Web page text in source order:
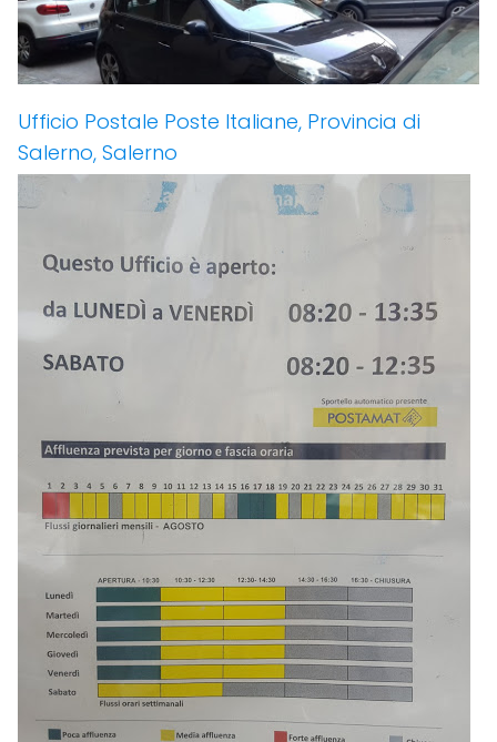
Ufficio Postale Poste Italiane, Provincia di
Salerno, Salerno